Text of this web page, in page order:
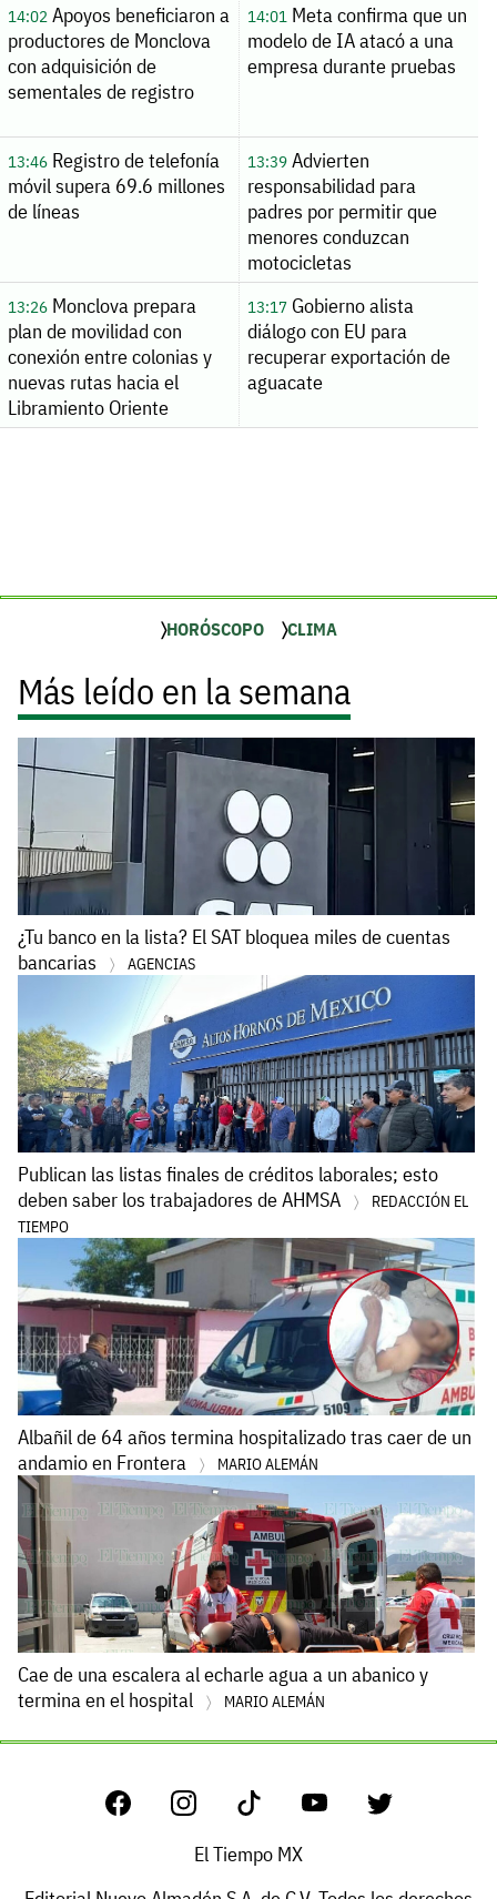
14:02Apoyos beneficiaron a
productores de Monclova
con adquisición de
sementales de registro
14:01Meta confirma que un
modelo de IA atacó a una
empresa durante pruebas
13:46Registro de telefonía
móvil supera 69.6 millones
de líneas
13:39Advierten
responsabilidad para
padres por permitir que
menores conduzcan
motocicletas
13:26Monclova prepara
plan de movilidad con
conexión entre colonias y
nuevas rutas hacia el
Libramiento Oriente
13:17Gobierno alista
diálogo con EU para
recuperar exportación de
aguacate
HORÓSCOPO CLIMA
Más leído en la semana
¿Tu banco en la lista? El SAT bloquea miles de cuentas
bancarias
AGENCIAS
Publican las listas finales de créditos laborales; esto
deben saber los trabajadores de AHMSA
REDACCIÓN EL
TIEMPO
Albañil de 64 años termina hospitalizado tras caer de un
andamio en Frontera
MARIO ALEMÁN
Cae de una escalera al echarle agua a un abanico y
termina en el hospital
MARIO ALEMÁN
El Tiempo MX